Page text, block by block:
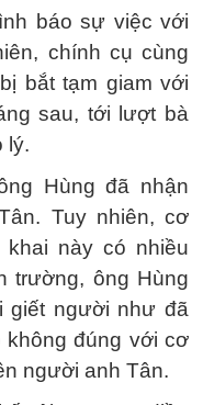
báo sự việc với
chính cụ cùng
bắt tạm giam với
sau, tới lượt bà
lý.
Hùng đã nhận
Tuy nhiên, cơ
này có nhiều
trường, ông Hùng
giết người như đã
không đúng với cơ
người anh Tân.